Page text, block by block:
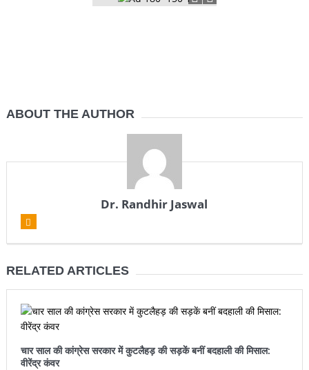
ABOUT THE AUTHOR
Dr. Randhir Jaswal
RELATED ARTICLES
चार साल की कांग्रेस सरकार में कुटलैहड़ की सड़कें बनीं बदहाली की मिसाल:
वीरेंद्र कंवर